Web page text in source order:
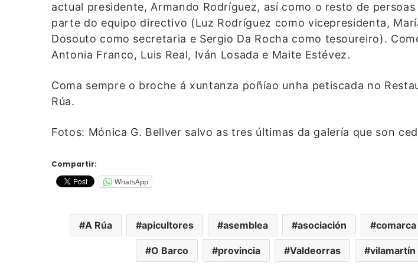
actual presidente, Armando Rodríguez, así como o resto de
parte do equipo directivo (Luz Rodríguez como vicepresidenta,
Dosouto como secretaria e Sergio Da Rocha como tesoureiro).
Antonia Franco, Luis Real, Iván Losada e Maite Estévez.
Coma sempre o broche á xuntanza poñíao unha petiscada no
Rúa.
Fotos: Mónica G. Bellver salvo as tres últimas da galería que son
Compartir:
WhatsApp
A Rúa apicultores asemblea asociación comarca
O Barco provincia Valdeorras vilamartín